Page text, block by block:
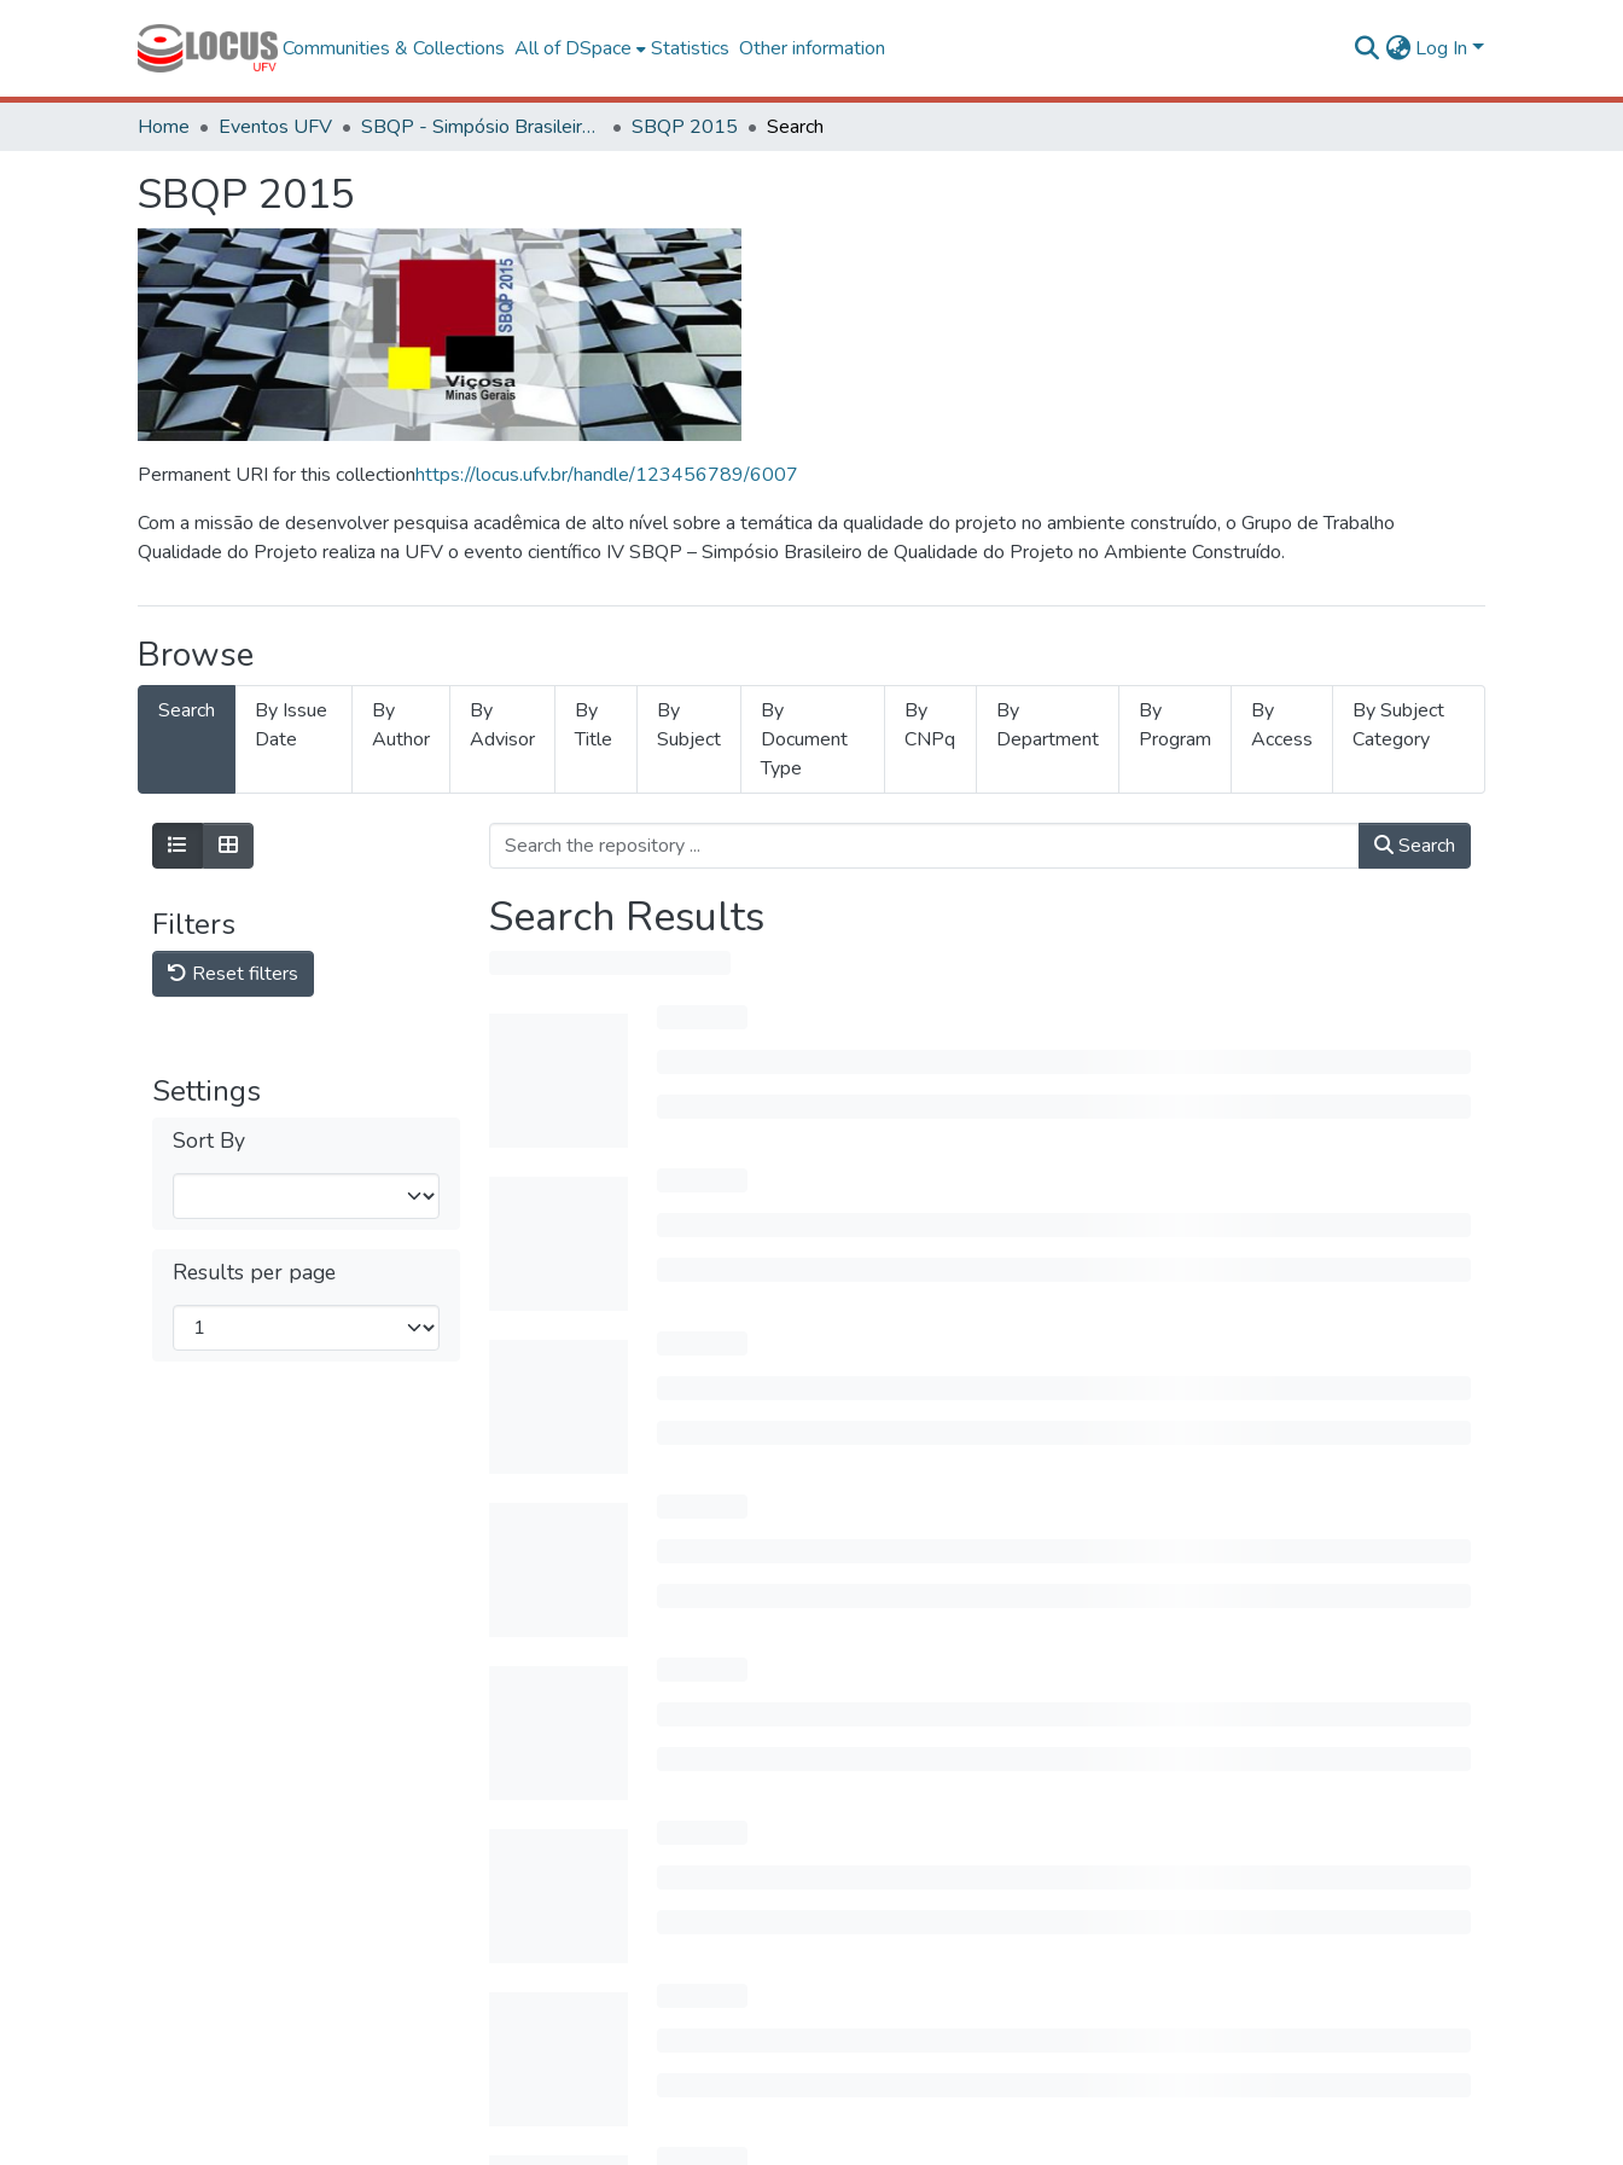
Communities & Collections All of DSpace Statistics Other information Log In
Home Eventos UFV SBQP - Simpósio Brasileiro de Qualidade do Projeto no Ambiente Construído SBQP 2015 Search
SBQP 2015
Permanent URI for this collectionhttps://locus.ufv.br/handle/123456789/6007
Com a missão de desenvolver pesquisa acadêmica de alto nível sobre a temática da qualidade do projeto no ambiente construído, o Grupo de Trabalho
Qualidade do Projeto realiza na UFV o evento científico IV SBQP – Simpósio Brasileiro de Qualidade do Projeto no Ambiente Construído.
Browse
Search
By Issue
Date
By
Author
By
Advisor
By
Title
By
Subject
By
Document
Type
By
CNPq
By
Department
By
Program
By
Access
By Subject
Category
Filters
Reset filters
Settings
Sort By
Results per page
Search
Search Results